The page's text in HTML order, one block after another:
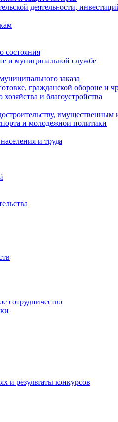
деятельности,
состояния
и муниципальной службе
заказа
гражданской обороне и
и благоустройства
и молодежной политики
и труда
сотрудничество
и результаты конкурсов